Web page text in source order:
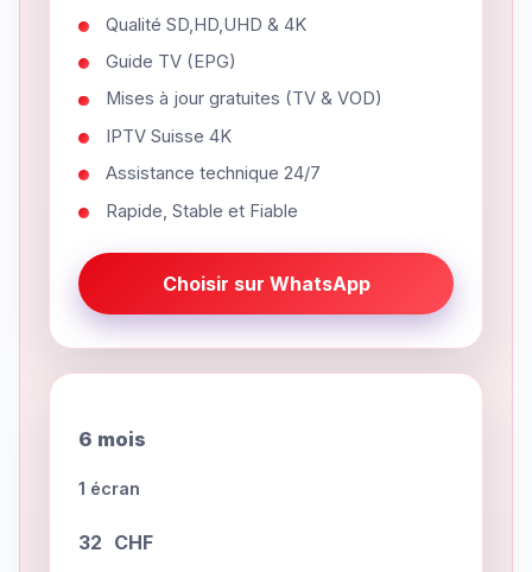
Qualité SD,HD,UHD & 4K
Guide TV (EPG)
Mises à jour gratuites (TV & VOD)
IPTV Suisse 4K
Assistance technique 24/7
Rapide, Stable et Fiable
Choisir sur WhatsApp
6 mois
1 écran
32 CHF